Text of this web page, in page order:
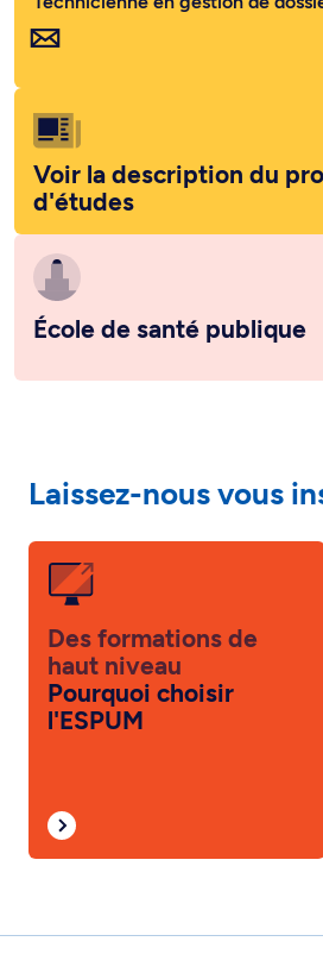
Voir la description du
d'études
École de santé publique
Laissez-nous vous
Des formations de
haut niveau
Pourquoi choisir
l'ESPUM